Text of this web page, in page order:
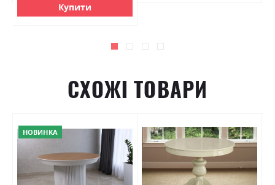
Купити
СХОЖІ ТОВАРИ
НОВИНКА